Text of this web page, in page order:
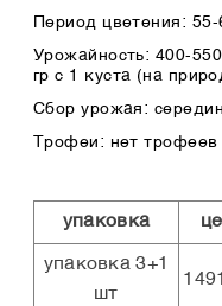
Период цветения:
Урожайность: 400-
гр с 1 куста (на
Сбор урожая:
Трофеи: нет трофеев
упаковка
упаковка 3+1
шт